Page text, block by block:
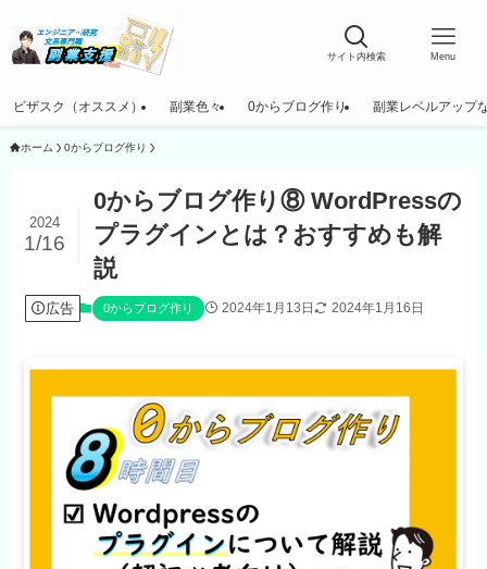
サイト内検索 Menu
ビザスク（オススメ） 副業色々 0からブログ作り 副業レベルアップ
ホーム 0からブログ作り
0からブログ作り⑧ WordPressの
プラグインとは？おすすめも解
説
2024
1/16
広告 0からブログ作り 2024年1月13日 2024年1月16日